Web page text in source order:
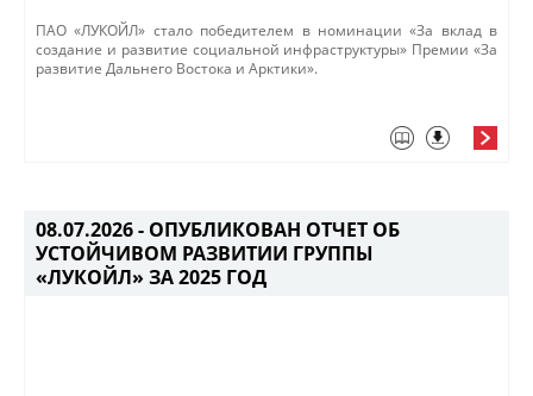
ПАО «ЛУКОЙЛ» стало победителем в номинации «За вклад в
создание и развитие социальной инфраструктуры» Премии «За
развитие Дальнего Востока и Арктики».
08.07.2026 - ОПУБЛИКОВАН ОТЧЕТ ОБ
УСТОЙЧИВОМ РАЗВИТИИ ГРУППЫ
«ЛУКОЙЛ» ЗА 2025 ГОД